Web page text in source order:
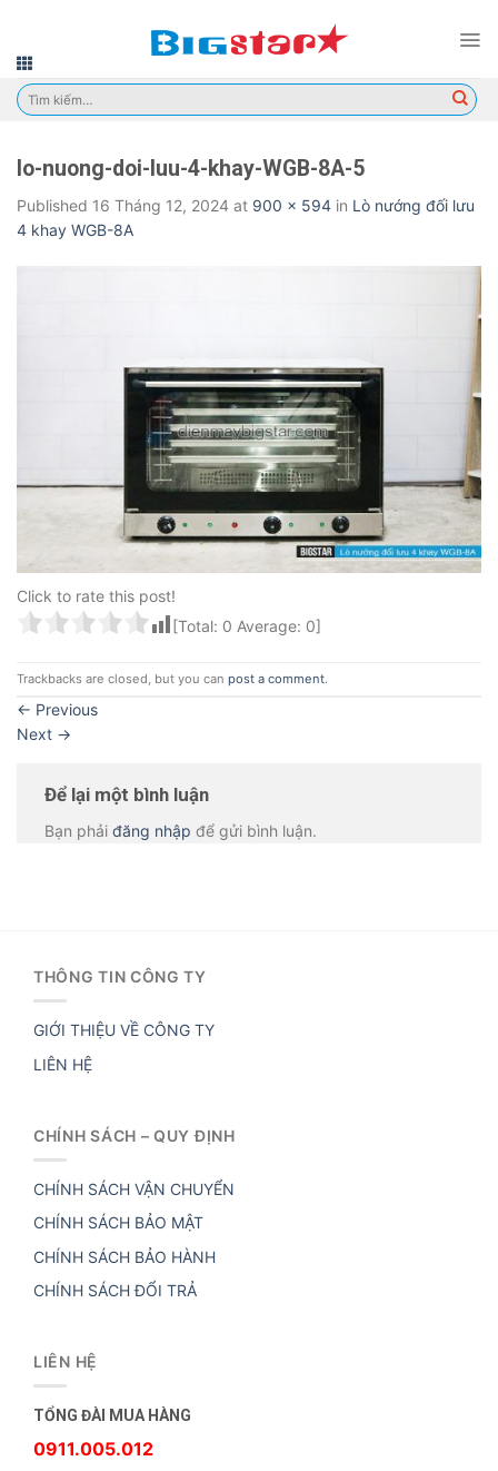
content
Tìm
kiếm:
lo-nuong-doi-luu-4-khay-WGB-8A-5
Published 16 Tháng 12, 2024 at 900 × 594 in Lò nướng đối lưu
4 khay WGB-8A
Click to rate this post!
[Total: 0 Average: 0]
Trackbacks are closed, but you can post a comment.
← Previous
Next →
Để lại một bình luận
Bạn phải đăng nhập để gửi bình luận.
THÔNG TIN CÔNG TY
GIỚI THIỆU VỀ CÔNG TY
LIÊN HỆ
CHÍNH SÁCH – QUY ĐỊNH
CHÍNH SÁCH VẬN CHUYỂN
CHÍNH SÁCH BẢO MẬT
CHÍNH SÁCH BẢO HÀNH
CHÍNH SÁCH ĐỔI TRẢ
LIÊN HỆ
TỔNG ĐÀI MUA HÀNG
0911.005.012